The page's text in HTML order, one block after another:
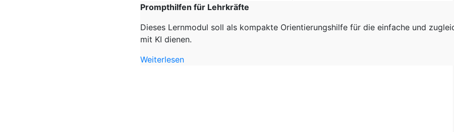
Prompthilfen für Lehrkräfte
Dieses Lernmodul soll als kompakte Orientierungshilfe für die einfache und
mit KI dienen.
Weiterlesen